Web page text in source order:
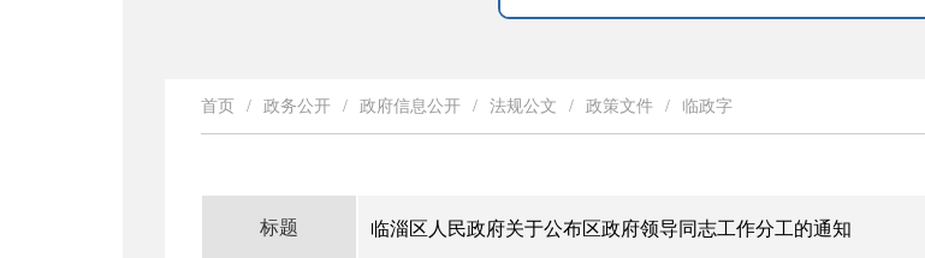
首页 / 政务公开 / 政府信息公开 / 法规公文 / 政策文件 / 临政字
标题 临淄区人民政府关于公布区政府领导同志工作分工的通知